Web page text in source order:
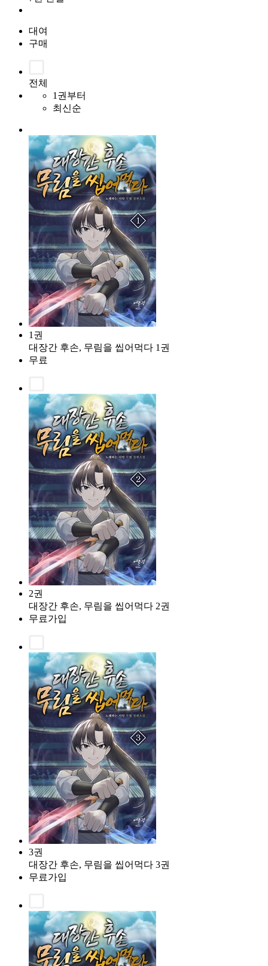
대여
구매
전체
1권부터
최신순
1권
대장간 후손, 무림을 씹어먹다 1권
무료
2권
대장간 후손, 무림을 씹어먹다 2권
무료가입
3권
대장간 후손, 무림을 씹어먹다 3권
무료가입